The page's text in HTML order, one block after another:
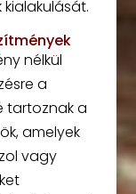
nélkül
a
tartoznak a
amelyek
vagy